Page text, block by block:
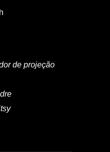
de projeção